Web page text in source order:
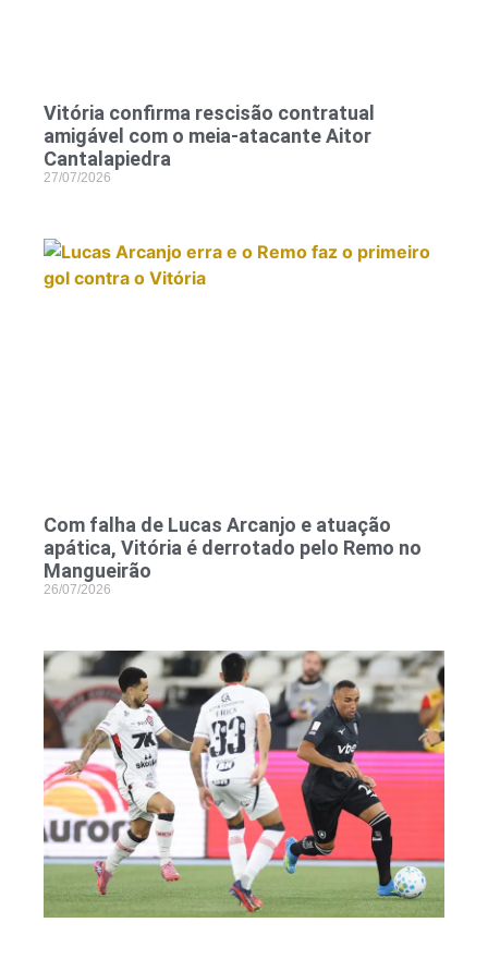
Vitória confirma rescisão contratual
amigável com o meia-atacante Aitor
Cantalapiedra
27/07/2026
Com falha de Lucas Arcanjo e atuação
apática, Vitória é derrotado pelo Remo no
Mangueirão
26/07/2026